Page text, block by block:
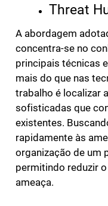
Threat
A abordagem
concentra-se no
principais técnicas
mais do que nas
trabalho é localizar
sofisticadas que
existentes.
rapidamente às
organização de um
permitindo reduzir
ameaça.